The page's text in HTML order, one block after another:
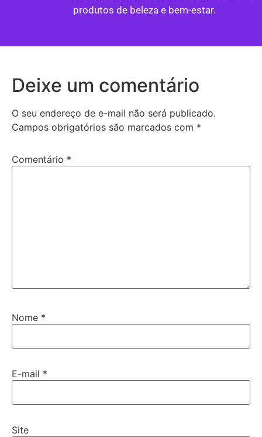
produtos de beleza e bem-estar.
Deixe um comentário
O seu endereço de e-mail não será publicado.
Campos obrigatórios são marcados com *
Comentário *
Nome *
E-mail *
Site